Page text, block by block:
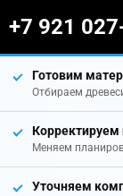
+7 921
Готовим
Отбираем
Корректируем
Меняем
Уточняем